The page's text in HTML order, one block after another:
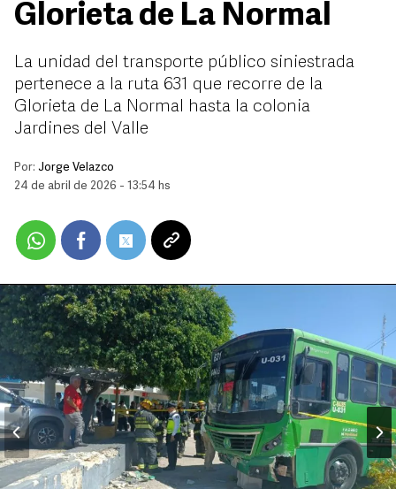
Glorieta de La Normal
La unidad del transporte público siniestrada
pertenece a la ruta 631 que recorre de la
Glorieta de La Normal hasta la colonia
Jardines del Valle
Por: Jorge Velazco
24 de abril de 2026 - 13:54 hs